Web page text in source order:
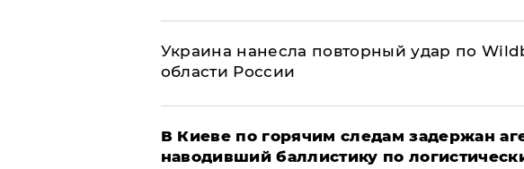
Украина нанесла повторный удар по
области России
В Киеве по горячим следам задержан
наводивший баллистику по